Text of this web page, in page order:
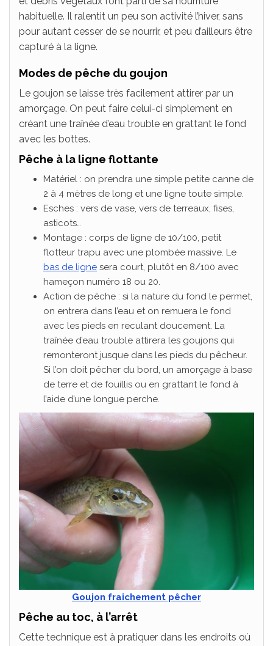
habituelle. Il ralentit un peu son activité l’hiver, sans
pour autant cesser de se nourrir, et peu d’ailleurs être
capturé à la ligne.
Modes de pêche du goujon
Le goujon se laisse très facilement attirer par un
amorçage. On peut faire celui-ci simplement en
créant une traînée d’eau trouble en grattant le fond
avec les bottes.
Pêche à la ligne flottante
Matériel : on prendra une simple petite canne de
2 à 4 mètres de long et une ligne toute simple.
Esches : vers de vase, vers de terreaux, fises,
asticots…
Montage : corps de ligne de 10/100, petit
flotteur trapu avec une plombée massive. Le
bas de ligne sera court, plutôt en 8/100 avec
hameçon numéro 18 ou 20.
Action de pêche : si la nature du fond le permet,
on entrera dans l’eau et on remuera le fond
avec les pieds en reculant doucement. La
traînée d’eau trouble attirera les goujons qui
remonteront jusque dans les pieds du pêcheur.
Si l’on doit pêcher du bord, un amorçage à base
de terre et de fouillis ou en grattant le fond à
l’aide d’une longue perche.
Goujon fraichement pêcher
Pêche au toc, à l’arrêt
Cette technique est à pratiquer dans les endroits où